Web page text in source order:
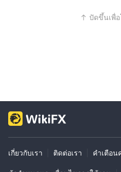
ปัดขึ้นเพื่
เกี่ยวกับเรา ติดต่อเรา คำเตือน